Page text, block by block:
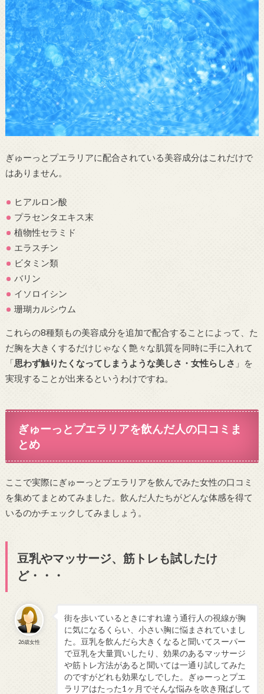
ぎゅーっとプエラリアに配合されている美容成分はこれだけで
はありません。
ヒアルロン酸
プラセンタエキス末
植物性セラミド
エラスチン
ビタミン類
バリン
イソロイシン
珊瑚カルシウム
これらの8種類もの美容成分を追加で配合することによって、た
だ胸を大きくするだけじゃなく艶々な肌質を同時に手に入れて
「思わず触りたくなってしまうような美しさ・女性らしさ 」を
実現することが出来るというわけですね。
ぎゅーっとプエラリアを飲んだ人の口コミま
とめ
ここで実際にぎゅーっとプエラリアを飲んでみた女性の口コミ
を集めてまとめてみました。飲んだ人たちがどんな体感を得て
いるのかチェックしてみましょう。
豆乳やマッサージ、筋トレも試したけ
ど・・・
26歳女性
街を歩いているときにすれ違う通行人の視線が胸
に気になるくらい、小さい胸に悩まされていまし
た。豆乳を飲んだら大きくなると聞いてスーパー
で豆乳を大量買いしたり、効果のあるマッサージ
や筋トレ方法があると聞いては一通り試してみた
のですがどれも効果なしでした。ぎゅーっとプエ
ラリアはたった1ヶ月でそんな悩みを吹き飛ばして